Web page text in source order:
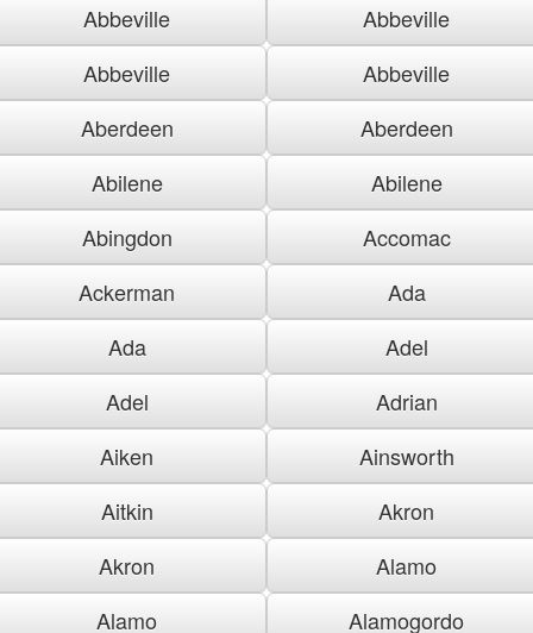
Abbeville
Abbeville
Abbeville
Abbeville
Aberdeen
Aberdeen
Abilene
Abilene
Abingdon
Accomac
Ackerman
Ada
Ada
Adel
Adel
Adrian
Aiken
Ainsworth
Aitkin
Akron
Akron
Alamo
Alamo
Alamogordo